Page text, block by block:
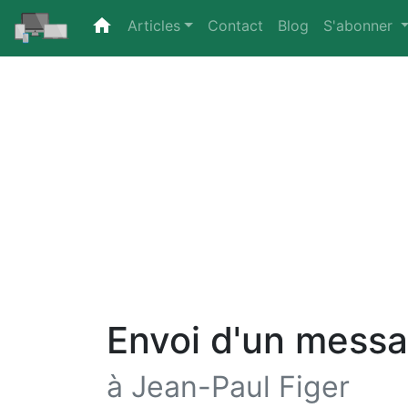
home (current)
Articles Contact Blog S'abonner
Envoi d'un
à Jean-Paul Figer